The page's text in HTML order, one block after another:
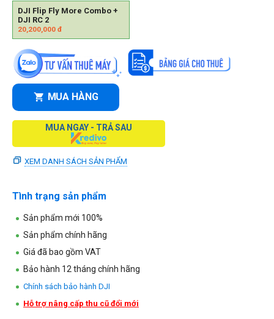
DJI Flip Fly More Combo +
DJI RC 2
20,200,000 đ
MUA HÀNG
MUA NGAY - TRẢ SAU
XEM DANH SÁCH SẢN PHẨM
Tình trạng sản phẩm
Sản phẩm mới 100%
Sản phẩm chính hãng
Giá đã bao gồm VAT
Bảo hành 12 tháng chính hãng
Chính sách bảo hành DJI
Hỗ trợ nâng cấp thu cũ đổi mới